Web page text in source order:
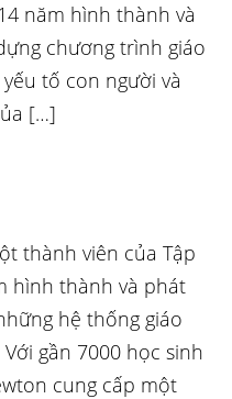
năm hình thành và
chương trình giáo
tố con người và
[…]
thành viên của Tập
hình thành và phát
hệ thống giáo
gần 7000 học sinh
cung cấp một